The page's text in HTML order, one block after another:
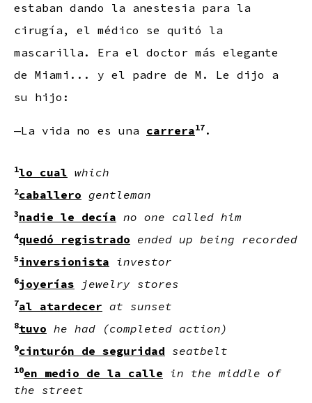
estaban dando la anestesia para la
cirugía, el médico se quitó la
mascarilla. Era el doctor más elegante
de Miami... y el padre de M. Le dijo a
su hijo:
—La vida no es una carrera17 .
1lo cual which
2caballero gentleman
3nadie le decía no one called him
4quedó registrado ended up being recorded
5inversionista investor
6joyerías jewelry stores
7al atardecer at sunset
8tuvo he had (completed action)
9cinturón de seguridad seatbelt
10en medio de la calle in the middle of
the street